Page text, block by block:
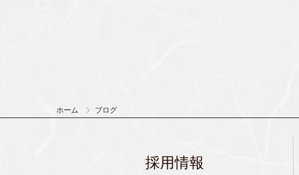
ホーム ブログ
採用情報